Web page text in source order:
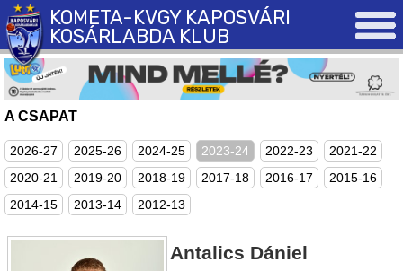
KOMETA-KVGY KAPOSVÁRI
KOSÁRLABDA KLUB
A CSAPAT
2026-27 2025-26 2024-25 2023-24 2022-23
2021-22
2020-21
2019-20 2018-19 2017-18 2016-17
2015-16
2014-15
2013-14 2012-13
Antalics Dániel